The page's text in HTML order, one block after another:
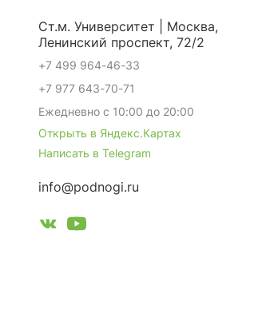
Ст.м. Университет | Москва,
Ленинский проспект, 72/2
+7 499 964-46-33
+7 977 643-70-71
Ежедневно с 10:00 до 20:00
Открыть в Яндекс.Картах
Написать в Telegram
info@podnogi.ru